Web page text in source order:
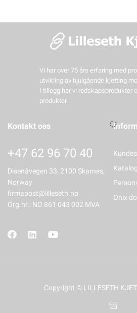
Vi har over 75 års erfaring med
utvikling av hjulgående kjetting
I tillegg har vi redskapsprodukter
produkter.
Kontakt oss
+47 62 96 70 40
Disenåvegen 33, 2100 Skarnes,
Norway
firmapost@lilleseth.no
Org.nr.: NO 861 043 002 MVA
Onix
Copyright © LILLESETH